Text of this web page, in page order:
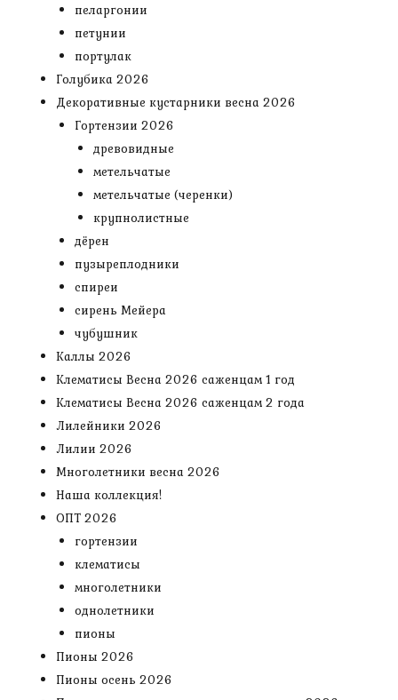
пеларгонии
петунии
портулак
Голубика 2026
Декоративные кустарники весна 2026
Гортензии 2026
древовидные
метельчатые
метельчатые (черенки)
крупнолистные
дёрен
пузыреплодники
спиреи
сирень Мейера
чубушник
Каллы 2026
Клематисы Весна 2026 саженцам 1 год
Клематисы Весна 2026 саженцам 2 года
Лилейники 2026
Лилии 2026
Многолетники весна 2026
Наша коллекция!
ОПТ 2026
гортензии
клематисы
многолетники
однолетники
пионы
Пионы 2026
Пионы осень 2026